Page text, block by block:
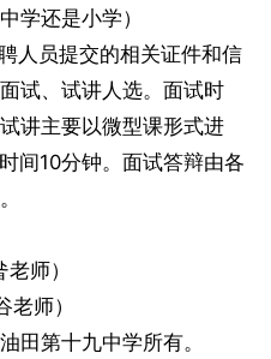
学还是小学）
人员提交的相关证件和信
试、试讲人选。面试时
讲主要以微型课形式进
间10分钟。面试答辩由各
师）
师）
田第十九中学所有。